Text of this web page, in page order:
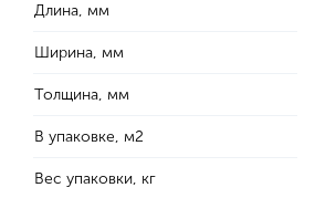
Длина, мм
Ширина, мм
Толщина, мм
В упаковке, м2
Вес упаковки, кг